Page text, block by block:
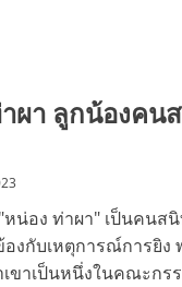
ผา ลูกน้องคน
น่อง ท่าผา" เป็นคนส
งกับเหตุการณ์การยิง
ขาเป็นหนึ่งในคณะกร